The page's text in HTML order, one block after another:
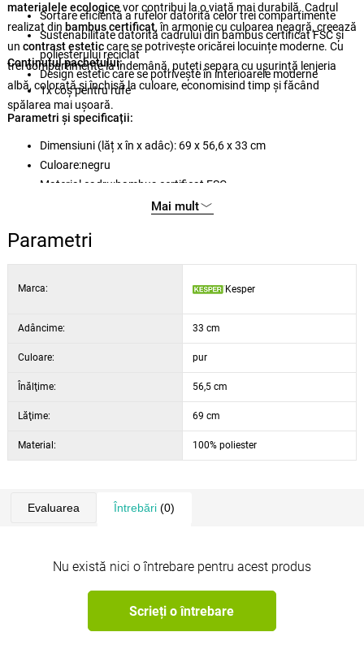
materialele ecologice vor contribui la o viață mai durabilă. Cadrul
realizat din bambus certificat, în armonie cu culoarea neagră, creează
un contrast esteticcare se potrivește oricărei locuințe moderne. Cu
trei compartimente la îndemână, puteți separa cu ușurință lenjeria
albă, colorată și închisă la culoare, economisind timp și făcând
spălarea mai ușoară.
Sortare eficientă a rufelor datorită celor trei compartimente
Sustenabilitate datorită cadrului din bambus certificat FSC și
poliesterului reciclat
Design estetic care se potrivește în interioarele moderne
Conținutul pachetului:
1x coș pentru rufe
Parametri și specificații:
Dimensiuni (lăț x în x adâc): 69 x 56,6 x 33 cm
Culoare:negru
Material cadru:bambus certificat FSC
Material coș: 100% poliester (reciclat)
capac: da
Mai mult
Parametri
Marca: Kesper
Adâncime: 33 cm
Culoare: pur
Înălţime: 56,5 cm
Lăţime: 69 cm
Material: 100% poliester
Evaluarea Întrebări(0)
Nu există nici o întrebare pentru acest produs
Scrieți o întrebare